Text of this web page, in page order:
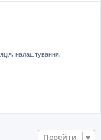
налаштування,
Перейти